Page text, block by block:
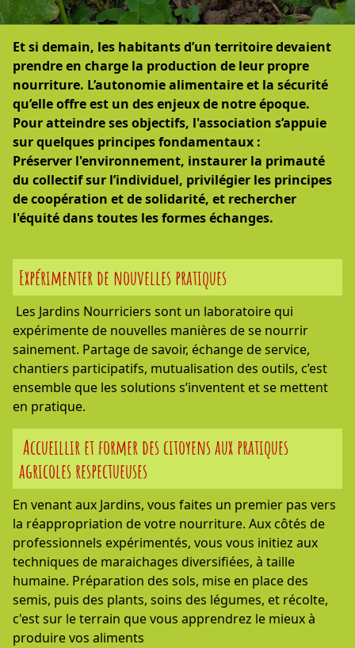
Et si demain, les habitants d’un territoire devaient
prendre en charge la production de leur propre
nourriture. L’autonomie alimentaire et la sécurité
qu’elle offre est un des enjeux de notre époque.
Pour atteindre ses objectifs, l'association s’appuie
sur quelques principes fondamentaux :
Préserver l'environnement, instaurer la primauté
du collectif sur l’individuel, privilégier les principes
de coopération et de solidarité, et rechercher
l'équité dans toutes les formes échanges.
Expérimenter de nouvelles pratiques
Les Jardins Nourriciers sont un laboratoire qui
expérimente de nouvelles manières de se nourrir
sainement. Partage de savoir, échange de service,
chantiers participatifs, mutualisation des outils, c’est
ensemble que les solutions s’inventent et se mettent
en pratique.
Accueillir et former des citoyens aux pratiques
agricoles respectueuses
En venant aux Jardins, vous faites un premier pas vers
la réappropriation de votre nourriture. Aux côtés de
professionnels expérimentés, vous vous initiez aux
techniques de maraichages diversifiées, à taille
humaine. Préparation des sols, mise en place des
semis, puis des plants, soins des légumes, et récolte,
c'est sur le terrain que vous apprendrez le mieux à
produire vos aliments